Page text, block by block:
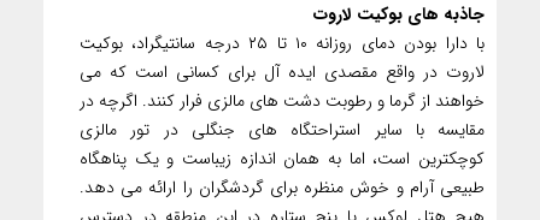
جاذبه های بوکیت لاروت
با دارا بودن دمای روزانه ۱۰ تا ۲۵ درجه سانتیگراد، بوکیت
لاروت در واقع مقصدی ایده آل برای کسانی است که می
خواهند از گرما و رطوبت دشت های مالزی فرار کنند. اگرچه در
مقایسه با سایر استراحتگاه های جنگلی در تور مالزی
کوچکترین است، اما به همان اندازه زیباست و یک پناهگاه
طبیعی آرام و خوش منظره برای گردشگران را ارائه می دهد.